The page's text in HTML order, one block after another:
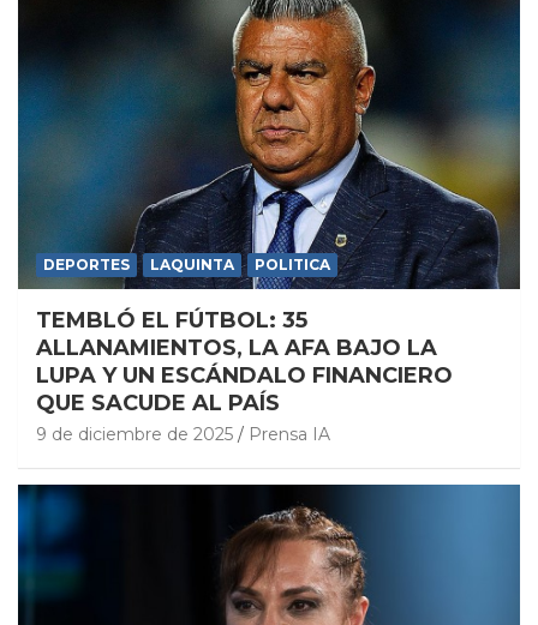
DEPORTES LAQUINTA POLITICA
TEMBLÓ EL FÚTBOL: 35
ALLANAMIENTOS, LA AFA BAJO LA
LUPA Y UN ESCÁNDALO FINANCIERO
QUE SACUDE AL PAÍS
9 de diciembre de 2025 Prensa IA